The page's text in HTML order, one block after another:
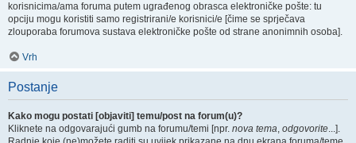
korisnicima/ama foruma putem ugrađenog obrasca elektroničke pošte: tu
opciju mogu koristiti samo registrirani/e korisnici/e [čime se sprječava
zlouporaba forumova sustava elektroničke pošte od strane anonimnih osoba].
Vrh
Postanje
Kako mogu postati [objaviti] temu/post na forum(u)?
Kliknete na odgovarajući gumb na forumu/temi [npr. nova tema, odgovorite...].